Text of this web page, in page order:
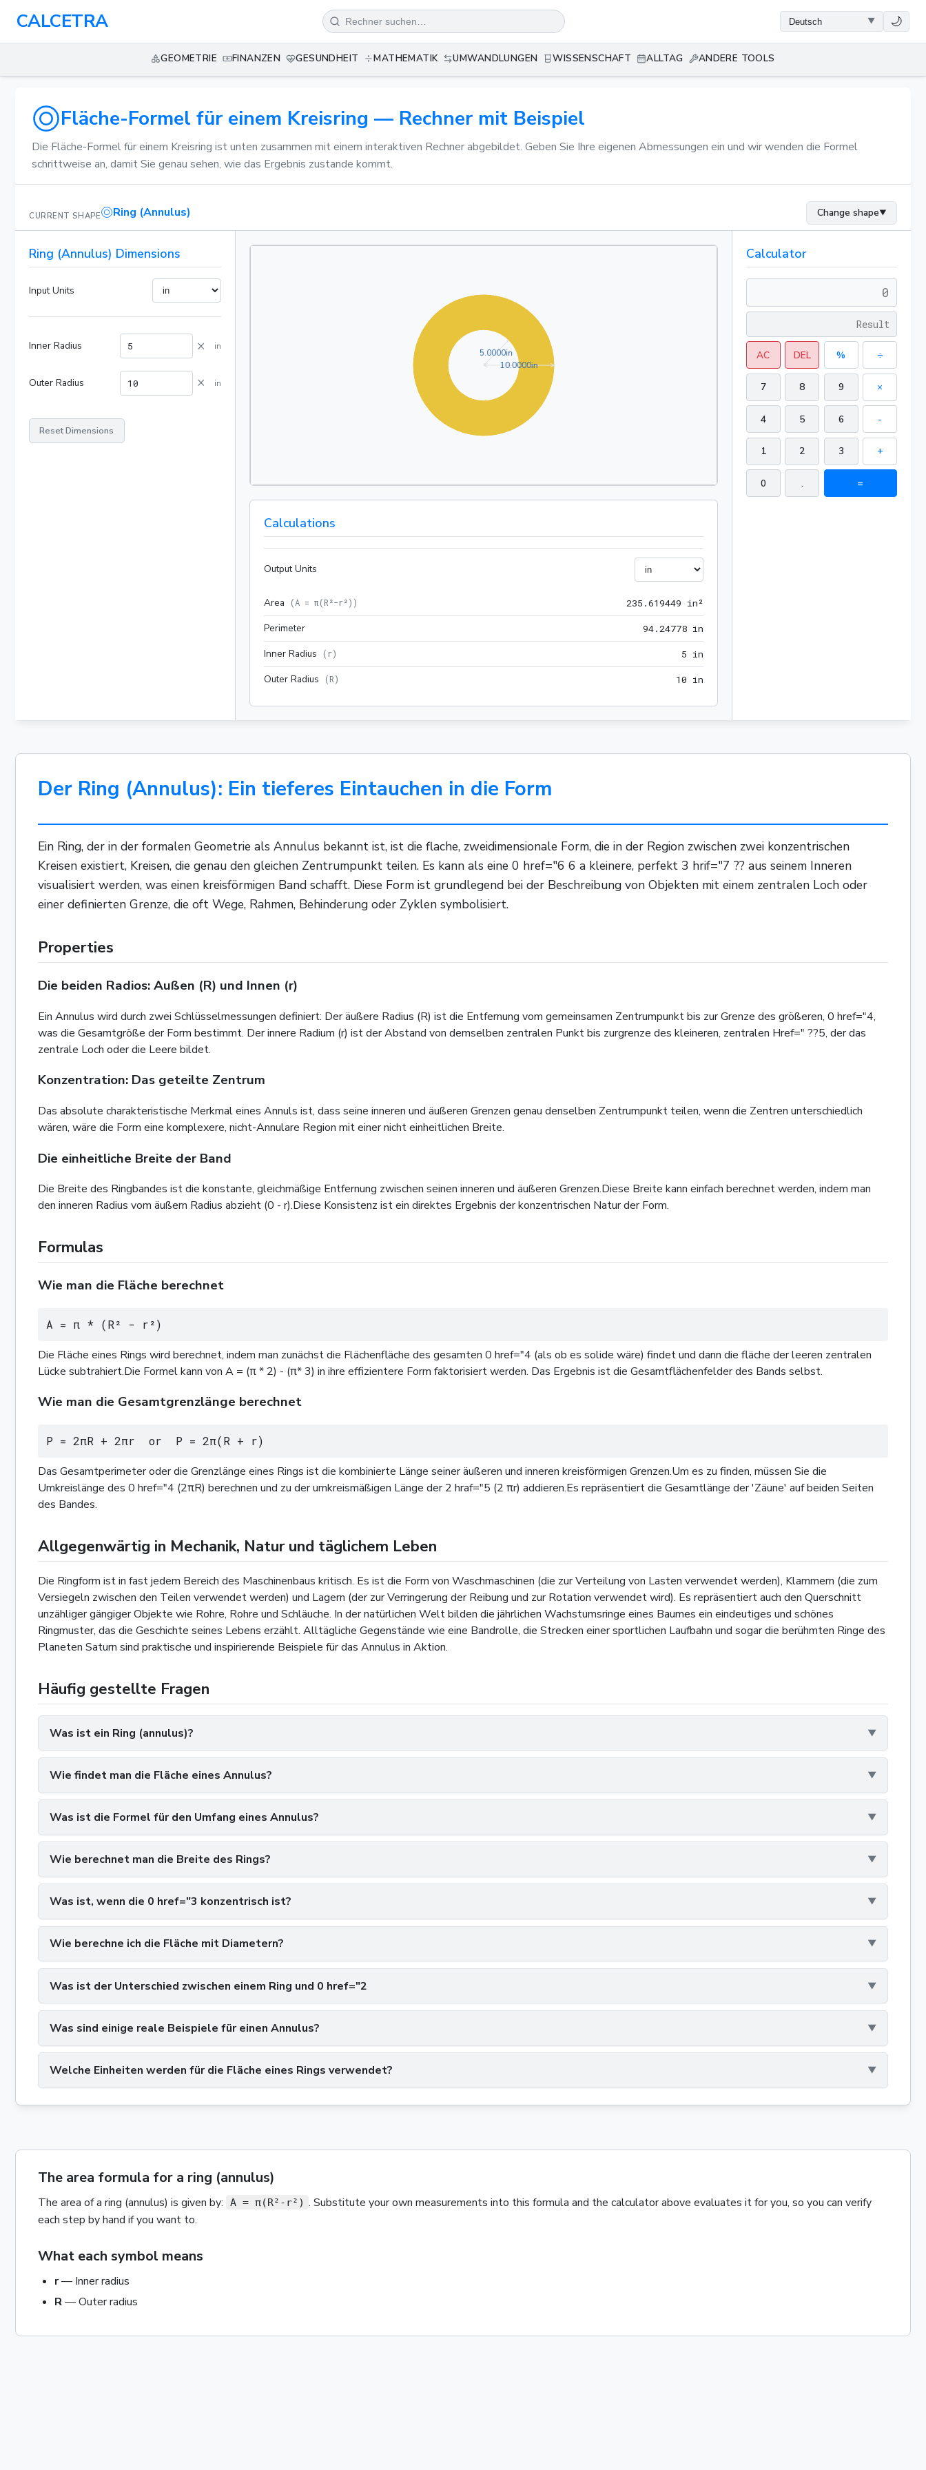
CALCETRA 🌙
GEOMETRIE FINANZEN GESUNDHEIT MATHEMATIK UMWANDLUNGEN WISSENSCHAFT ALLTAG ANDERE TOOLS
Fläche-Formel für einem Kreisring — Rechner mit Beispiel
Die Fläche-Formel für einem Kreisring ist unten zusammen mit einem interaktiven Rechner abgebildet. Geben Sie Ihre eigenen Abmessungen ein und wir wenden die Formel
schrittweise an, damit Sie genau sehen, wie das Ergebnis zustande kommt.
CURRENT SHAPE Ring (Annulus) Change shape▼
Ring (Annulus) Dimensions
Input Units
Inner Radius × in
Outer Radius × in
Reset Dimensions
10.0000in10.0000in
5.0000in5.0000in
Calculations
Output Units
Area (A = π(R²-r²) ) 235 .619449 in²
Perimeter 94.24778 in
Inner Radius ( r) 5 in
Outer Radius (R) 10 in
Calculator
AC DEL % ÷
7 8 9 ×
4 5 6 -
1 2 3 +
0 . =
Der Ring (Annulus): Ein tieferes Eintauchen in die Form
Ein Ring, der in der formalen Geometrie als Annulus bekannt ist, ist die flache, zweidimensionale Form, die in der Region zwischen zwei konzentrischen
Kreisen existiert, Kreisen, die genau den gleichen Zentrumpunkt teilen. Es kann als eine 0 href="6 6 a kleinere, perfekt 3 hrif="7 ?? aus seinem Inneren
visualisiert werden, was einen kreisförmigen Band schafft. Diese Form ist grundlegend bei der Beschreibung von Objekten mit einem zentralen Loch oder
einer definierten Grenze, die oft Wege, Rahmen, Behinderung oder Zyklen symbolisiert.
Properties
Die beiden Radios: Außen (R) und Innen (r)
Ein Annulus wird durch zwei Schlüsselmessungen definiert: Der äußere Radius (R) ist die Entfernung vom gemeinsamen Zentrumpunkt bis zur Grenze des größeren, 0 href="4,
was die Gesamtgröße der Form bestimmt. Der innere Radium (r) ist der Abstand von demselben zentralen Punkt bis zurgrenze des kleineren, zentralen Href=" ??5, der das
zentrale Loch oder die Leere bildet.
Konzentration: Das geteilte Zentrum
Das absolute charakteristische Merkmal eines Annuls ist, dass seine inneren und äußeren Grenzen genau denselben Zentrumpunkt teilen, wenn die Zentren unterschiedlich
wären, wäre die Form eine komplexere, nicht-Annulare Region mit einer nicht einheitlichen Breite.
Die einheitliche Breite der Band
Die Breite des Ringbandes ist die konstante, gleichmäßige Entfernung zwischen seinen inneren und äußeren Grenzen.Diese Breite kann einfach berechnet werden, indem man
den inneren Radius vom äußern Radius abzieht (0 - r).Diese Konsistenz ist ein direktes Ergebnis der konzentrischen Natur der Form.
Formulas
Wie man die Fläche berechnet
A = π * (R² - r²)
Die Fläche eines Rings wird berechnet, indem man zunächst die Flächenfläche des gesamten 0 href="4 (als ob es solide wäre) findet und dann die fläche der leeren zentralen
Lücke subtrahiert.Die Formel kann von A = (π * 2) - (π* 3) in ihre effizientere Form faktorisiert werden. Das Ergebnis ist die Gesamtflächenfelder des Bands selbst.
Wie man die Gesamtgrenzlänge berechnet
P = 2πR + 2πr  or  P = 2π(R + r)
Das Gesamtperimeter oder die Grenzlänge eines Rings ist die kombinierte Länge seiner äußeren und inneren kreisförmigen Grenzen.Um es zu finden, müssen Sie die
Umkreislänge des 0 href="4 (2πR) berechnen und zu der umkreismäßigen Länge der 2 hraf="5 (2 πr) addieren.Es repräsentiert die Gesamtlänge der 'Zäune' auf beiden Seiten
des Bandes.
Allgegenwärtig in Mechanik, Natur und täglichem Leben
Die Ringform ist in fast jedem Bereich des Maschinenbaus kritisch. Es ist die Form von Waschmaschinen (die zur Verteilung von Lasten verwendet werden), Klammern (die zum
Versiegeln zwischen den Teilen verwendet werden) und Lagern (der zur Verringerung der Reibung und zur Rotation verwendet wird). Es repräsentiert auch den Querschnitt
unzähliger gängiger Objekte wie Rohre, Rohre und Schläuche. In der natürlichen Welt bilden die jährlichen Wachstumsringe eines Baumes ein eindeutiges und schönes
Ringmuster, das die Geschichte seines Lebens erzählt. Alltägliche Gegenstände wie eine Bandrolle, die Strecken einer sportlichen Laufbahn und sogar die berühmten Ringe des
Planeten Saturn sind praktische und inspirierende Beispiele für das Annulus in Aktion.
Häufig gestellte Fragen
Was ist ein Ring (annulus)?
Wie findet man die Fläche eines Annulus?
Was ist die Formel für den Umfang eines Annulus?
Wie berechnet man die Breite des Rings?
Was ist, wenn die 0 href="3 konzentrisch ist?
Wie berechne ich die Fläche mit Diametern?
Was ist der Unterschied zwischen einem Ring und 0 href="2
Was sind einige reale Beispiele für einen Annulus?
Welche Einheiten werden für die Fläche eines Rings verwendet?
The area formula for a ring (annulus)
The area of a ring (annulus) is given by: A = π(R²-r²) . Substitute your own measurements into this formula and the calculator above evaluates it for you, so you can verify
each step by hand if you want to.
What each symbol means
r— Inner radius
R—Outer radius